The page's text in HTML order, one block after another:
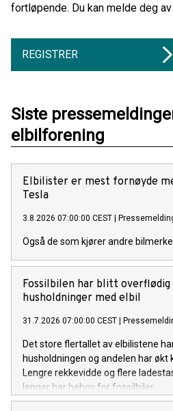
fortløpende. Du kan melde deg
REGISTRER
Siste
elbilforening
Elbilister er mest fornøyde
Tesla
3.8.2026 07:00:00 CEST |
Også de som kjører andre
Fossilbilen har blitt overflødig
husholdninger med elbil
31.7.2026 07:00:00 CEST |
Det store flertallet av elbilistene
husholdningen og andelen har økt
Lengre rekkevidde og flere
lenger har behov for fossilbiler.